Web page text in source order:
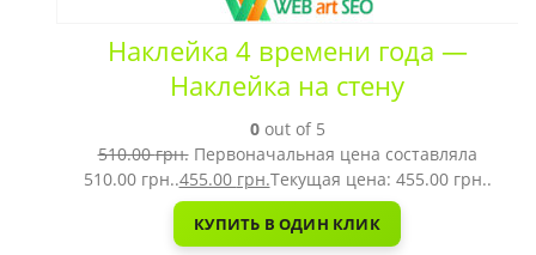
Наклейка 4 времени года —
Наклейка на стену
0out of 5
510.00грн. Первоначальная цена составляла
510.00 грн..455.00 грн.Текущая цена: 455.00 грн..
КУПИТЬ В ОДИН КЛИК